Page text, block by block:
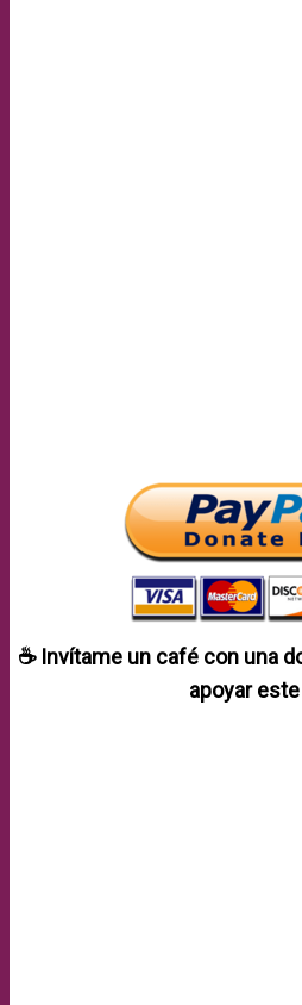
☕ Invítame un café con una
apoyar